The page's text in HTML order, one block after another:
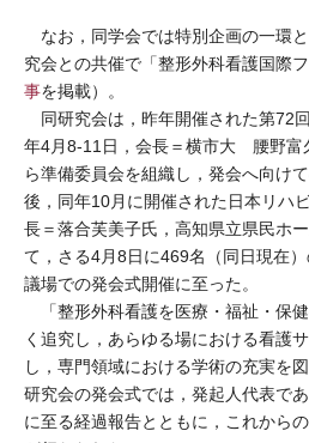
なお，同学会では特別企画の一環
究会との共催で「整形外科看護国際
事を掲載）。
同研究会は，昨年開催された第72
年4月8-11日，会長＝横市大 腰野富
ら準備委員会を組織し，発会へ向け
後，同年10月に開催された日本リハ
長＝落合芙美子氏，高知県立県民ホ
て，さる4月8日に469名（同日現在
議場での発会式開催に至った。
「整形外科看護を医療・福祉・保
く追究し，あらゆる場における看護
し，専門領域における学術の充実を
研究会の発会式では，発起人代表で
に至る経過報告とともに，これから